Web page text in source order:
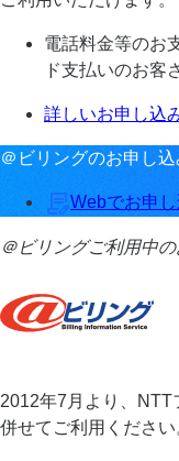
電話料金等のお
ド支払いのお客
詳しいお申し込
＠ビリングのお申し
Webでお申
＠ビリングご利用中
2012年7月より、NTT
併せてご利用ください